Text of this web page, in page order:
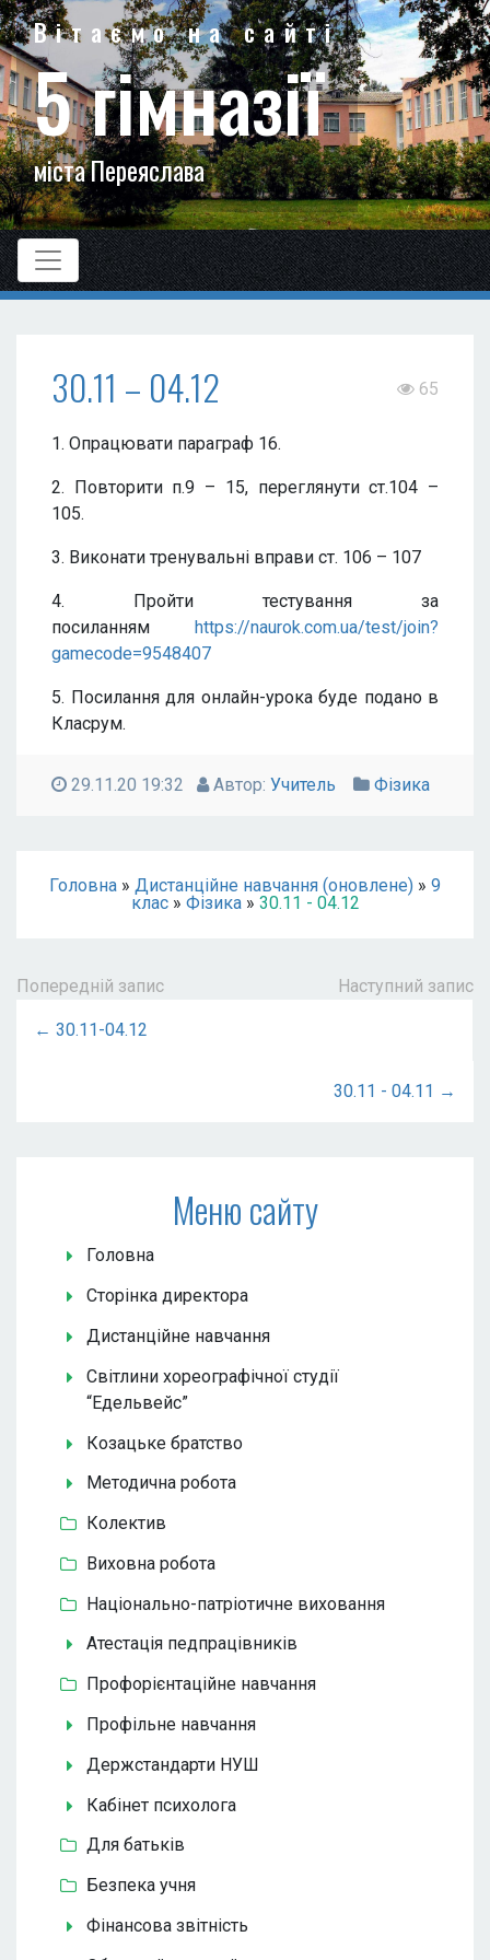
Вітаємо на сайті
5 гімназії
міста Переяслава
30.11 – 04.12 65
1. Опрацювати параграф 16.
2. Повторити п.9 – 15, переглянути ст.104 –
105.
3. Виконати тренувальні вправи ст. 106 – 107
4. Пройти тестування за
посиланням https://naurok.com.ua/test/join?
gamecode=9548407
5. Посилання для онлайн-урока буде подано в
Класрум.
29.11.20 19:32 Автор: Учитель Фізика
Головна » Дистанційне навчання (оновлене) » 9
клас» Фізика» 30.11 - 04.12
Попередній запис Наступний запис
← 30.11-04.12
30.11 - 04.11 →
Меню сайту
Головна
Сторінка директора
Дистанційне навчання
Світлини хореографічної студії
“Едельвейс”
Козацьке братство
Методична робота
Колектив
Виховна робота
Національно-патріотичне виховання
Атестація педпрацівників
Профорієнтаційне навчання
Профільне навчання
Держстандарти НУШ
Кабінет психолога
Для батьків
Безпека учня
Фінансова звітність